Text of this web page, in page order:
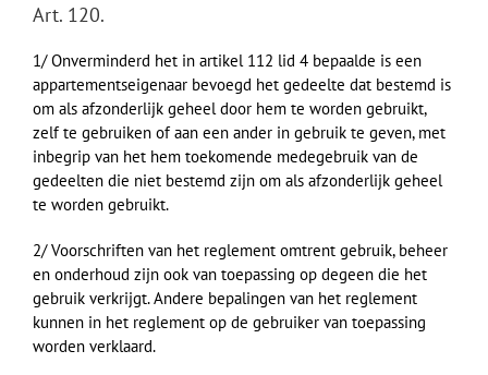
Art. 120.
1/ Onverminderd het in artikel 112 lid 4 bepaalde is een
appartementseigenaar bevoegd het gedeelte dat bestemd is
om als afzonderlijk geheel door hem te worden gebruikt,
zelf te gebruiken of aan een ander in gebruik te geven, met
inbegrip van het hem toekomende medegebruik van de
gedeelten die niet bestemd zijn om als afzonderlijk geheel
te worden gebruikt.
2/ Voorschriften van het reglement omtrent gebruik, beheer
en onderhoud zijn ook van toepassing op degeen die het
gebruik verkrijgt. Andere bepalingen van het reglement
kunnen in het reglement op de gebruiker van toepassing
worden verklaard.